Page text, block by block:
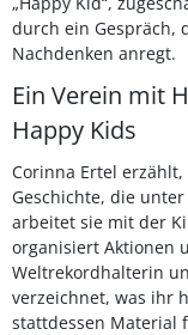
durch ein Gespräch,
Nachdenken anregt.
Ein Verein mit
Happy Kids
Corinna Ertel
Geschichte, die
arbeitet sie mit der
organisiert Aktionen
Weltrekordhalterin
verzeichnet, was ihr
stattdessen Material